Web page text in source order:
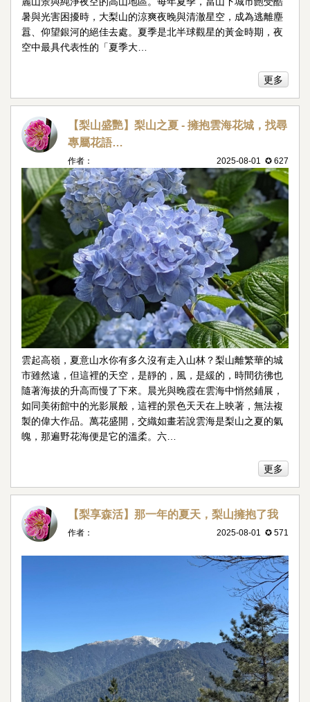
暑與光害困擾時，大梨山的涼爽夜晚與清澈星空，成為逃離塵
囂、仰望銀河的絕佳去處。夏季是北半球觀星的黃金時期，夜
空中最具代表性的「夏季大…
更多
【梨山盛艷】梨山之夏 - 擁抱雲海花城，找尋
專屬花語…
2025-08-01 ✪ 627
作者：
雲起高嶺，夏意山水你有多久沒有走入山林？梨山離繁華的城
市雖然遠，但這裡的天空，是靜的，風，是緩的，時間彷彿也
隨著海拔的升高而慢了下來。晨光與晚霞在雲海中悄然鋪展，
如同美術館中的光影展般，這裡的景色天天在上映著，無法複
製的偉大作品。萬花盛開，交織如畫若說雲海是梨山之夏的氣
魄，那遍野花海便是它的溫柔。六…
更多
【梨享森活】那一年的夏天，梨山擁抱了我
2025-08-01 ✪ 571
作者：